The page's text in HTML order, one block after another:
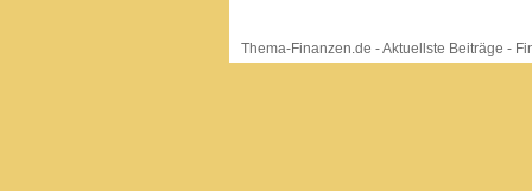
Thema-Finanzen.de -Aktuellste Beiträge -